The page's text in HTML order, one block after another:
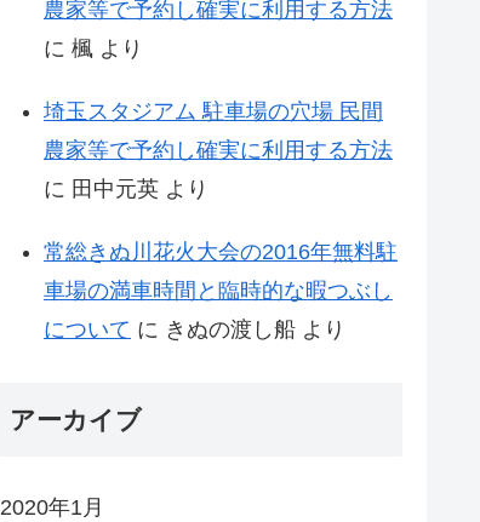
農家等で予約し確実に利用する方法
に 楓 より
埼玉スタジアム 駐車場の穴場 民間
農家等で予約し確実に利用する方法
に 田中元英 より
常総きぬ川花火大会の2016年無料駐
車場の満車時間と臨時的な暇つぶし
について に きぬの渡し船 より
アーカイブ
2020年1月